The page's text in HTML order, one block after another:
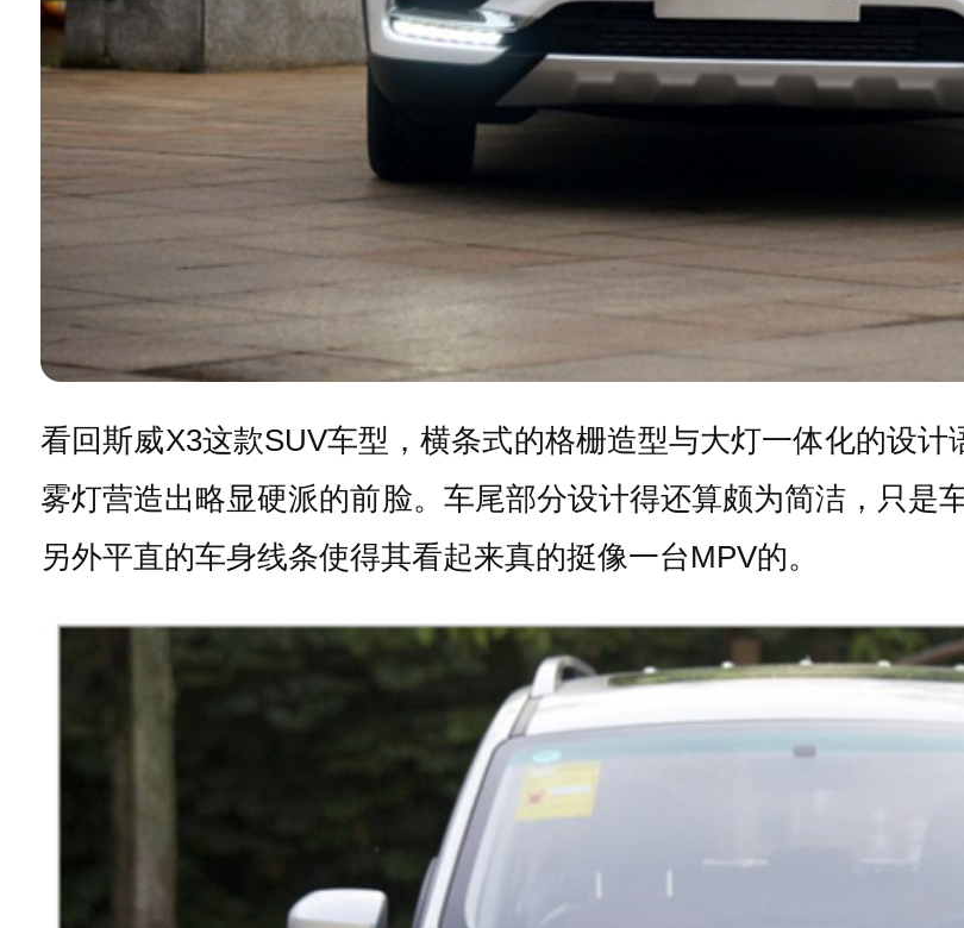
看回斯威X3这款SUV车型，横条式的格栅造型与大灯一体化的设计
雾灯营造出略显硬派的前脸。车尾部分设计得还算颇为简洁，只是
另外平直的车身线条使得其看起来真的挺像一台MPV的。